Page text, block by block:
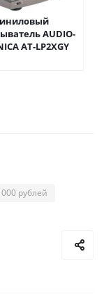
AUDIO-
AT-LP2XGY
рублей